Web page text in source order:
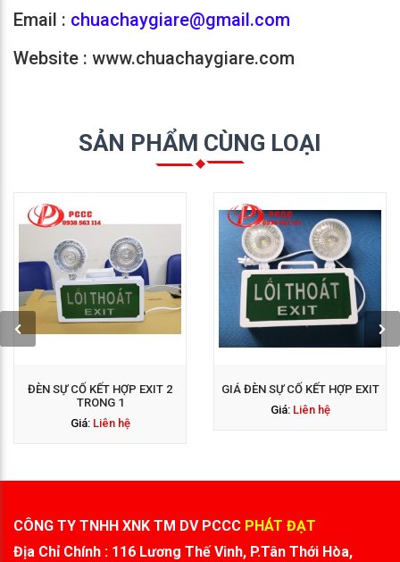
Email : chuachaygiare@gmail.com
Website : www.chuachaygiare.com
SẢN PHẨM CÙNG LOẠI
ĐÈN SỰ CỐ KẾT HỢP EXIT 2
TRONG 1
Liên hệ
GỌI NGAY: 0938 563
114
GIÁ ĐÈN SỰ CỐ KẾT HỢP EXIT
Liên hệ
GỌI NGAY: 0938 563
114
CÔNG TY TNHH XNK TM DV PCCC PHÁT ĐẠT
Địa Chỉ Chính : 116 Lương Thế Vinh, P.Tân Thới Hòa,